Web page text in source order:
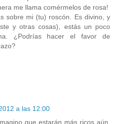
me llama comérmelos de rosa!
sobre mi (tu) roscón. Es divino, y
y otras cosas), estás un poco
¿Podrías hacer el favor de
a las 12:00
que estarán más ricos aún,